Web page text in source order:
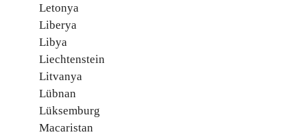
Letonya
Liberya
Libya
Liechtenstein
Litvanya
Lübnan
Lüksemburg
Macaristan